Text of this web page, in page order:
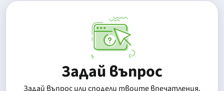
Задай въпрос
Задай въпрос или сподели твоите впечатления.